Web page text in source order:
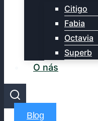
Citigo
Fabia
Octavia
Superb
O nás
Blog